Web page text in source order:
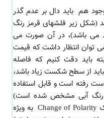
هم باید دال بر عدم گذر
(شکل زیر فلشهای قرمز رنگ
می باشد)، در آن صورت می
توان انتظار داشت که قیمت
باید دقت کنیم که فاصله
از سطح شکست زیاد باشد،
رفته است و قابل استفاده
رنگ آبی مشخص شده است)
احتمال رخ دادن این موقعیت و تکنیک Change of Polarity به ویژه